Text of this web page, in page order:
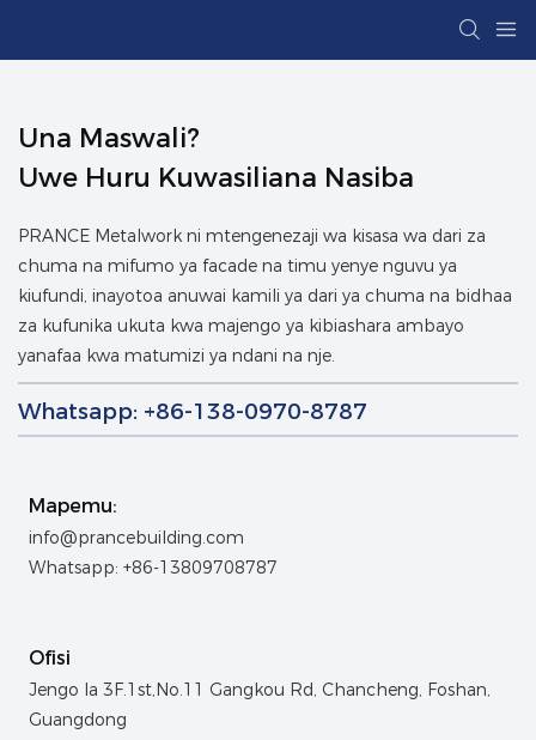
Una Maswali?
Uwe Huru Kuwasiliana Nasiba
PRANCE Metalwork ni mtengenezaji wa kisasa wa dari za
chuma na mifumo ya facade na timu yenye nguvu ya
kiufundi, inayotoa anuwai kamili ya dari ya chuma na bidhaa
za kufunika ukuta kwa majengo ya kibiashara ambayo
yanafaa kwa matumizi ya ndani na nje.
Whatsapp: +86-138-0970-8787
Mapemu:
info@prancebuilding.com
Whatsapp: +86-13809708787
Ofisi
Jengo la 3F.1st,No.11 Gangkou Rd, Chancheng, Foshan,
Guangdong